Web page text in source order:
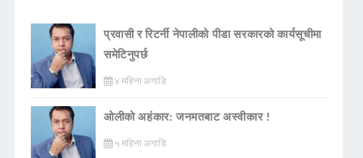
प्रवासी र रिटर्नी नेपालीको पीडा सरकारको कार्यसूचीमा
समेटिनुपर्छ
४ महिना अगाडि
ओलीको अहंकार: जनमतबाट अस्वीकार !
५ महिना अगाडि